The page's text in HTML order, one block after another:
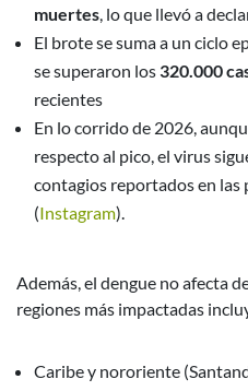
muertes , lo que llevó a
El brote se suma a un ciclo
se superaron los 320.000
recientes
En lo corrido de 2026,
respecto al pico, el virus
contagios reportados en las
(Instagram).
Además, el dengue no afecta
regiones más impactadas
Caribe y nororiente